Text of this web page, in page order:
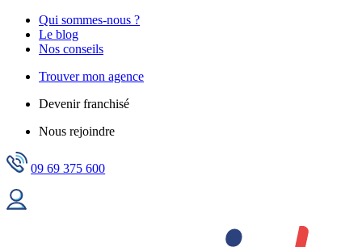
Qui sommes-nous ?
Le blog
Nos conseils
Trouver mon agence
Devenir franchisé
Nous rejoindre
09 69 375 600